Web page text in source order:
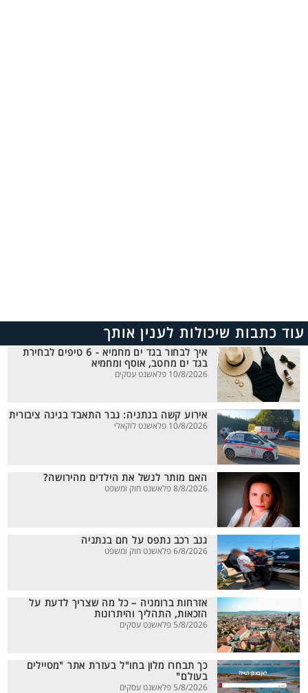
עוד כתבות שיכולות לענין אותך
איך לבחור בגד ים מחמיא - 6 טיפים לבחירת
בגד ים מחטב, אוסף ומחמיא
10/8/2026 פלאשנט עסקים
אירוע קשה בנתניה: גבר התאבד בגינה ציבורית
10/8/2026 פלאשנט לוקאלי
האם מותר לנשל את הילדים מהירושה?
8/8/2026 פלאשנט חוק ומשפט
גנב רכב נתפס על חם בנתניה
6/8/2026 פלאשנט חוק ומשפט
אזרחות ברומניה – כל מה שצריך לדעת על
הזכאות, התהליך והיתרונות
5/8/2026 פלאשנט עסקים
כך תבחרו מלון בחו"ל בעזרת אתר "מטיילים
בעולם"
5/8/2026 פלאשנט עסקים